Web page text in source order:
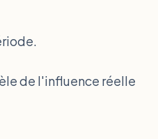
de l'influence réelle